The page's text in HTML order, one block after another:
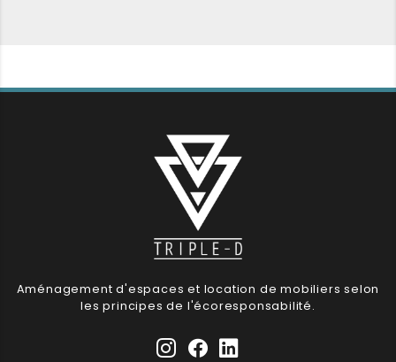
Aménagement d'espaces et location de mobiliers selon
les principes de l'écoresponsabilité.